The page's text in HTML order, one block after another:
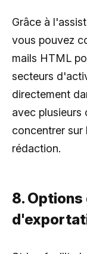
Grâce à
vous pouvez
mails HTML
secteurs
directement
avec plusieurs
concentrer sur
rédaction.
8.